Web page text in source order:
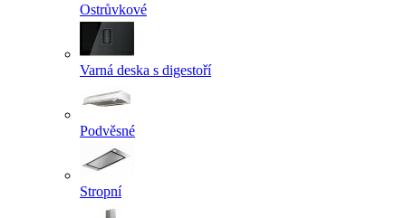
Ostrůvkové
Varná deska s digestoří
Podvěsné
Stropní